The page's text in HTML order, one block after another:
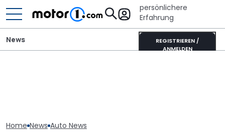
persönlichere
Erfahrung
REGISTRIEREN /
ANMELDEN
News
Home News Auto News